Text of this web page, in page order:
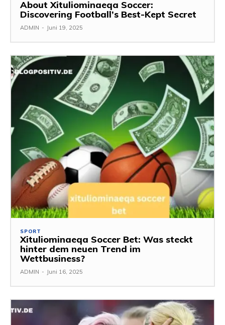
About Xituliominaeqa Soccer:
Discovering Football’s Best-Kept Secret
ADMIN - Juni 19, 2025
SPORT
Xituliominaeqa Soccer Bet: Was steckt
hinter dem neuen Trend im
Wettbusiness?
ADMIN - Juni 16, 2025